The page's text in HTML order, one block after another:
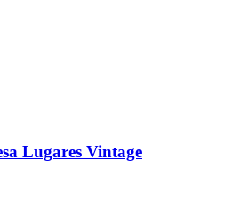
Lugares Vintage